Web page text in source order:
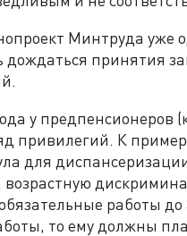
Минтруда уже
дождаться принятия
у предпенсионеров
привилегий. К
для
возрастную
работы
то ему должны